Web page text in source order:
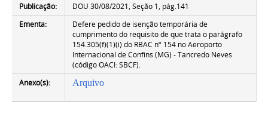
Publicação:
DOU 30/08/2021, Seção 1, pág.141
Ementa:
Defere pedido de isenção temporária de
cumprimento do requisito de que trata o parágrafo
154.305(f)(1)(i) do RBAC nº 154 no Aeroporto
Internacional de Confins (MG) - Tancredo Neves
(código OACI: SBCF).
Anexo(s):
Arquivo